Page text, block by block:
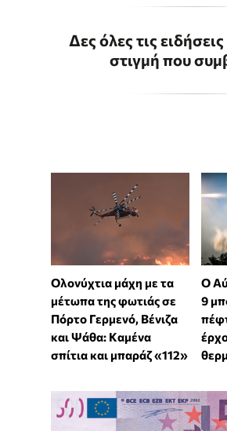
Δες όλες τις
στιγμή που
Ολονύχτια μάχη με τα
μέτωπα της φωτιάς σε
Πόρτο Γερμενό, Βένιζα
και Ψάθα: Kαμένα
σπίτια και μπαράζ «112»
Ο
9